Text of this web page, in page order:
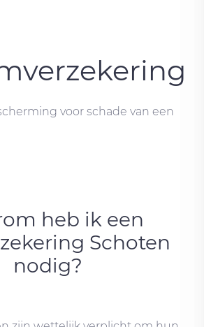
voor schade van een
heb ik een
Schoten
nodig?